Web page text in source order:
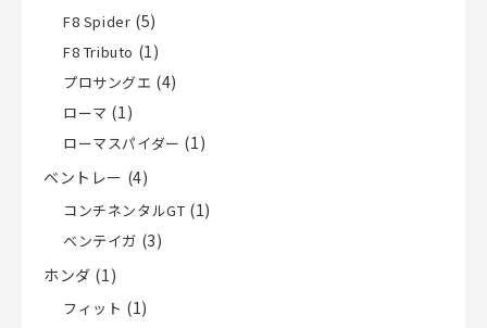
F8 Spider (5)
F8 Tributo (1)
プロサングエ (4)
ローマ (1)
ローマスパイダー (1)
ベントレー (4)
コンチネンタルGT (1)
ベンテイガ (3)
ホンダ (1)
フィット (1)